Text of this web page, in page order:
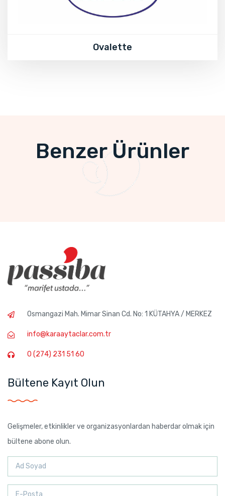
Ovalette
Benzer Ürünler
Osmangazi Mah. Mimar Sinan Cd. No: 1 KÜTAHYA / MERKEZ
info@karaaytaclar.com.tr
0 (274) 231 51 60
Bültene Kayıt Olun
Gelişmeler, etkinlikler ve organizasyonlardan haberdar olmak için
bültene abone olun.